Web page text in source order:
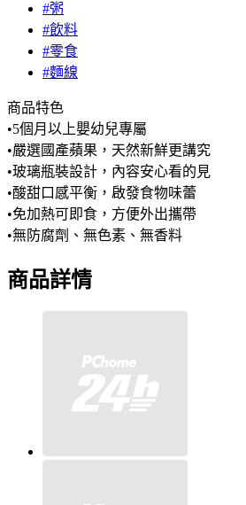
#粥
#飲料
#零食
#麵線
商品特色
•5個月以上嬰幼兒專屬
•嚴選國產蘋果，天然新鮮更講究
•玻璃瓶裝設計，內容安心看的見
•酸甜口感平衡，啟發食物味蕾
•免加熱可即食，方便外出攜帶
•無防腐劑、無色素、無香料
商品詳情